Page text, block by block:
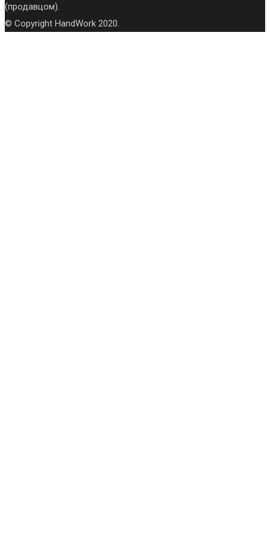
(продавцом).
© Copyright HandWork 2020.